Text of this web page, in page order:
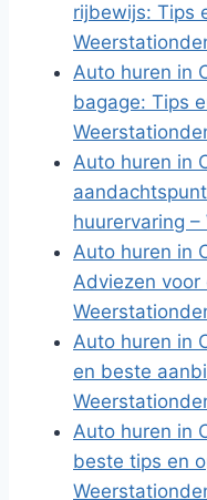
rijbewijs: Tips
Auto huren in
bagage: Tips
Auto huren in
huurervaring
Auto huren in
Adviezen voor
Auto huren in
en beste
Auto huren in
beste tips en